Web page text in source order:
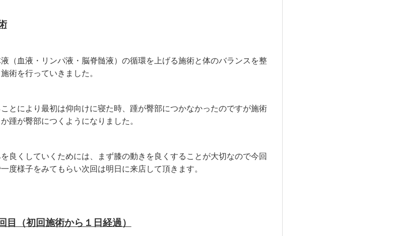
液（血液・リンパ液・脳脊髄液）の循環を上げる施術と体のバランスを整
術を行っていきました。
とにより最初は仰向けに寝た時、踵が臀部につかなかったのですが施術
踵が臀部につくようになりました。
良くしていくためには、まず膝の動きを良くすることが大切なので今回
度様子をみてもらい次回は明日に来店して頂きます。
目（初回施術から１日経過）